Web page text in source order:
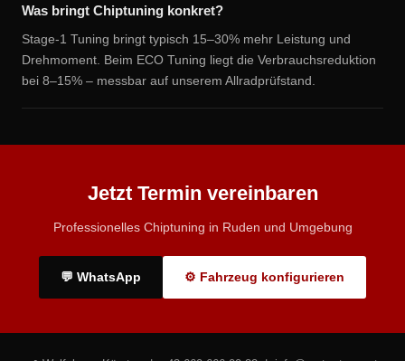
Was bringt Chiptuning konkret?
Stage-1 Tuning bringt typisch 15–30% mehr Leistung und
Drehmoment. Beim ECO Tuning liegt die Verbrauchsreduktion
bei 8–15% – messbar auf unserem Allradprüfstand.
Jetzt Termin vereinbaren
Professionelles Chiptuning in Ruden und Umgebung
💬 WhatsApp ⚙ Fahrzeug konfigurieren